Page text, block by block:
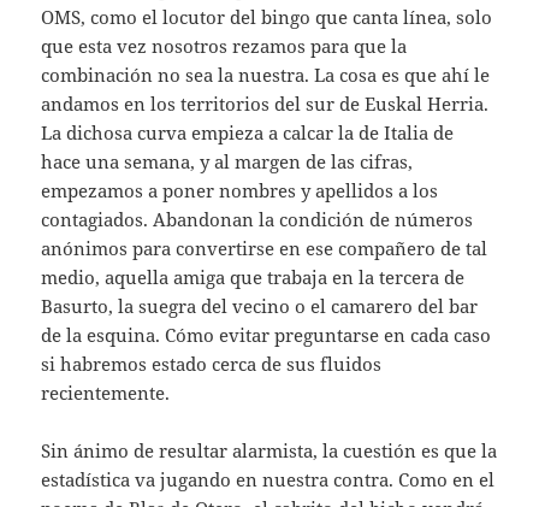
OMS, como el locutor del bingo que canta línea, solo
que esta vez nosotros rezamos para que la
combinación no sea la nuestra. La cosa es que ahí le
andamos en los territorios del sur de Euskal Herria.
La dichosa curva empieza a calcar la de Italia de
hace una semana, y al margen de las cifras,
empezamos a poner nombres y apellidos a los
contagiados. Abandonan la condición de números
anónimos para convertirse en ese compañero de tal
medio, aquella amiga que trabaja en la tercera de
Basurto, la suegra del vecino o el camarero del bar
de la esquina. Cómo evitar preguntarse en cada caso
si habremos estado cerca de sus fluidos
recientemente.
Sin ánimo de resultar alarmista, la cuestión es que la
estadística va jugando en nuestra contra. Como en el